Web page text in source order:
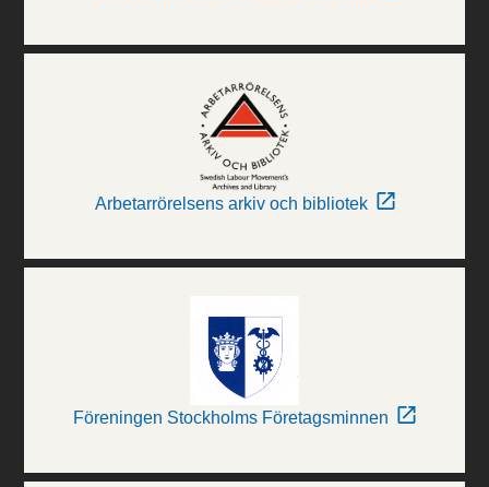
Arbetarrörelsens arkiv och bibliotek
Föreningen Stockholms Företagsminnen